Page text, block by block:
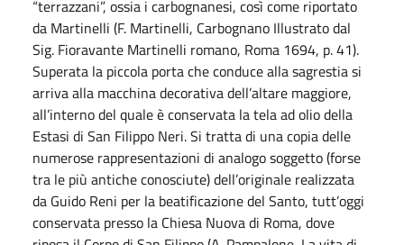
“terrazzani”, ossia i carbognanesi, così come riportato
da Martinelli (F. Martinelli, Carbognano Illustrato dal
Sig. Fioravante Martinelli romano, Roma 1694, p. 41).
Superata la piccola porta che conduce alla sagrestia si
arriva alla macchina decorativa dell’altare maggiore,
all’interno del quale è conservata la tela ad olio della
Estasi di San Filippo Neri. Si tratta di una copia delle
numerose rappresentazioni di analogo soggetto (forse
tra le più antiche conosciute) dell’originale realizzata
da Guido Reni per la beatificazione del Santo, tutt’oggi
conservata presso la Chiesa Nuova di Roma, dove